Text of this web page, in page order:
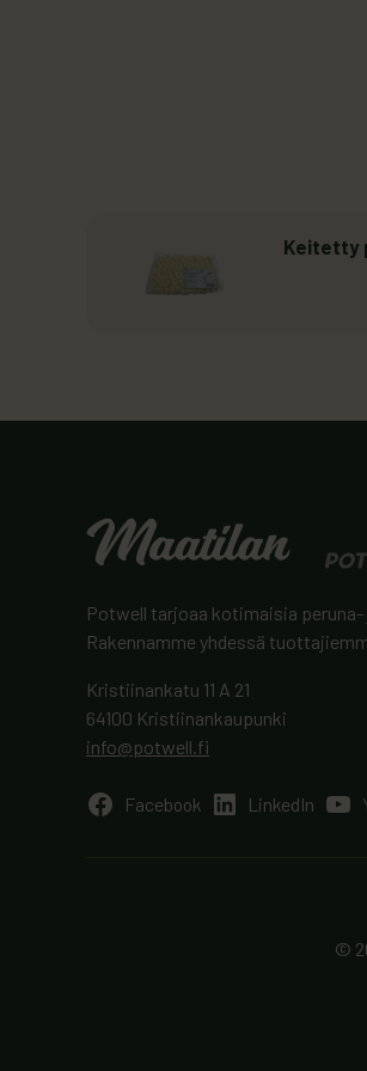
Keitetty
:
Potwell tarjoaa kotimaisia
Rakennamme yhdessä
Kristiinankatu 11 A 21
64100 Kristiinankaupunki
info@potwell.fi
Facebook LinkedIn
©